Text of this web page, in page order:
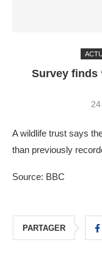
Survey finds
A wildlife trust says
than previously
Source: BBC
PARTAGER